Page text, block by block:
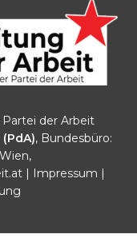
der Arbeit
, Bundesbüro:
| Impressum |